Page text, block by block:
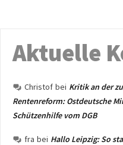
Aktuelle
Christof bei Kritik an der
Rentenreform: Ostdeutsche
Schützenhilfe vom DGB
fra bei Hallo Leipzig: So